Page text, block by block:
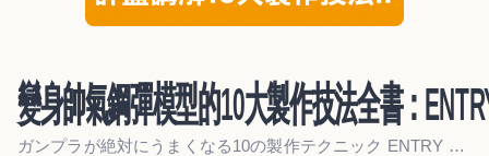
變身帥氣鋼彈模型的10大製作技法全書：
ガンプラが絶対にうまくなる10の製作テクニック ENTRY GRADE ストライクガンダム編